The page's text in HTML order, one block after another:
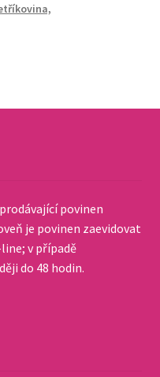
povinen
je povinen zaevidovat
v případě
do 48 hodin.